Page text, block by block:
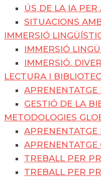
ÚS DE LA IA PER
SITUACIONS
IMMERSIÓ
IMMERSIÓ
IMMERSIÓ.
LECTURA I
GESTIÓ DE LA
METODOLOGIES
APRENENTATGE
TREBALL PER
TREBALL PER